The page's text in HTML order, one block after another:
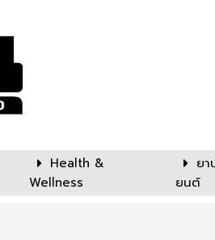
Health &
Wellness
ยา
ยนต์